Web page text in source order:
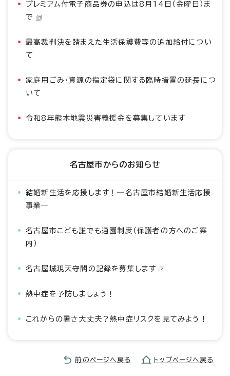
プレミアム付電子商品券の申込は8月14日（金曜日）ま
で
最高裁判決を踏まえた生活保護費等の追加給付につい
て
家庭用ごみ・資源の指定袋に関する臨時措置の延長につ
いて
令和8年熊本地震災害義援金を募集しています
名古屋市からのお知らせ
結婚新生活を応援します！―名古屋市結婚新生活応援
事業―
名古屋市こども誰でも通園制度（保護者の方へのご案
内）
名古屋城現天守閣の記録を募集します
熱中症を予防しましょう！
これからの暑さ大丈夫？熱中症リスクを見てみよう！
前のページへ戻る トップページへ戻る